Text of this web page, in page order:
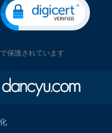
保護されています